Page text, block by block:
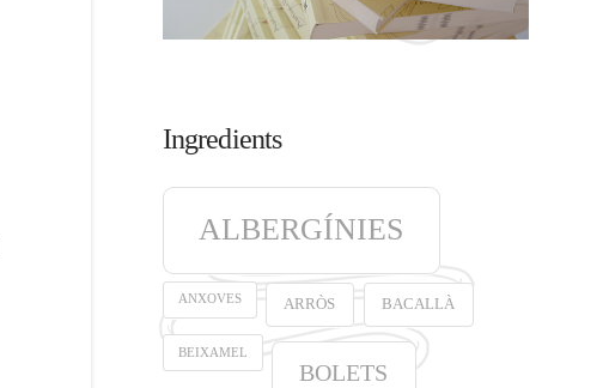
Ingredients
ALBERGÍNIES
ANXOVES ARRÒS BACALLÀ
BEIXAMEL
BOLETS